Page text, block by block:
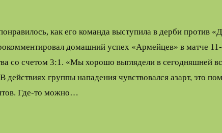
как его команда выступила в дерби против
домашний успех «Армейцев» в матче 11-
со счетом 3:1. «Мы хорошо выглядели в сегодняшней
действиях группы нападения чувствовался азарт, это
Где-то можно…